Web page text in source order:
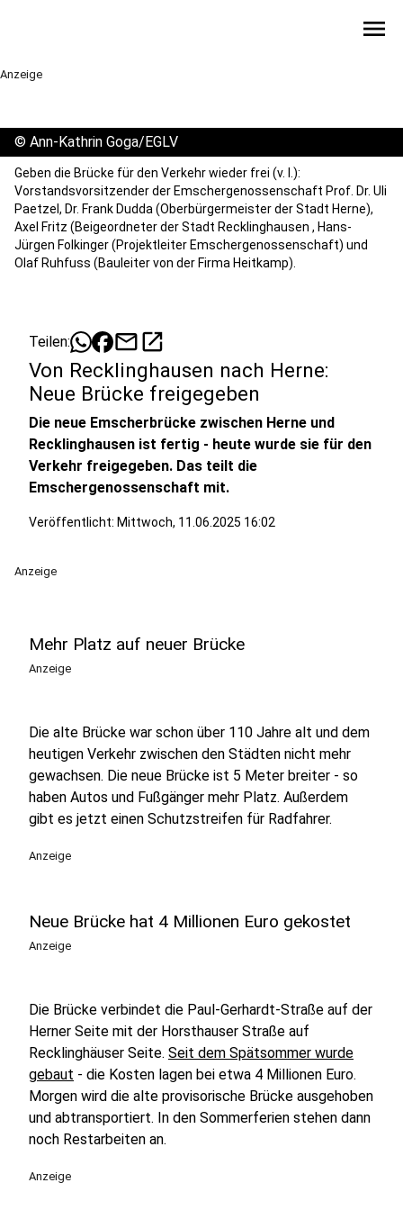
menu
Anzeige
© Ann-Kathrin Goga/EGLV
Geben die Brücke für den Verkehr wieder frei (v. l.):
Vorstandsvorsitzender der Emschergenossenschaft Prof. Dr. Uli
Paetzel, Dr. Frank Dudda (Oberbürgermeister der Stadt Herne),
Axel Fritz (Beigeordneter der Stadt Recklinghausen , Hans-
Jürgen Folkinger (Projektleiter Emschergenossenschaft) und
Olaf Ruhfuss (Bauleiter von der Firma Heitkamp).
Teilen: mailopen_in_new
Von Recklinghausen nach Herne:
Neue Brücke freigegeben
Die neue Emscherbrücke zwischen Herne und
Recklinghausen ist fertig - heute wurde sie für den
Verkehr freigegeben. Das teilt die
Emschergenossenschaft mit.
Veröffentlicht: Mittwoch, 11.06.2025 16:02
Anzeige
Mehr Platz auf neuer Brücke
Anzeige
Die alte Brücke war schon über 110 Jahre alt und dem
heutigen Verkehr zwischen den Städten nicht mehr
gewachsen. Die neue Brücke ist 5 Meter breiter - so
haben Autos und Fußgänger mehr Platz. Außerdem
gibt es jetzt einen Schutzstreifen für Radfahrer.
Anzeige
Neue Brücke hat 4 Millionen Euro gekostet
Anzeige
Die Brücke verbindet die Paul-Gerhardt-Straße auf der
Herner Seite mit der Horsthauser Straße auf
Recklinghäuser Seite. Seit dem Spätsommer wurde
gebaut - die Kosten lagen bei etwa 4 Millionen Euro.
Morgen wird die alte provisorische Brücke ausgehoben
und abtransportiert. In den Sommerferien stehen dann
noch Restarbeiten an.
Anzeige